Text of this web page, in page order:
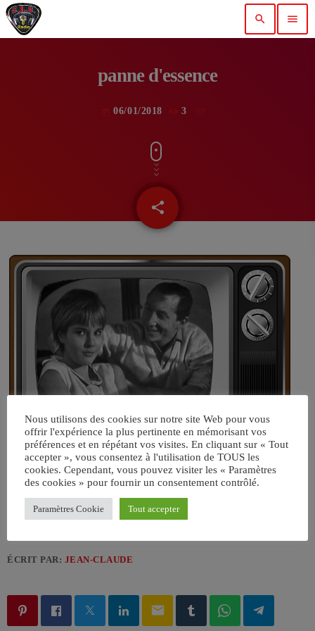
search menu
panne d'essence
06/01/2018 3
share
email
ÉCRIT PAR: JEAN-CLAUDE
email
Nous utilisons des cookies sur notre site Web pour vous
offrir l'expérience la plus pertinente en mémorisant vos
préférences et en répétant vos visites. En cliquant sur « Tout
accepter », vous consentez à l'utilisation de TOUS les
cookies. Cependant, vous pouvez visiter les « Paramètres
des cookies » pour fournir un consentement contrôlé.
Paramètres Cookie Tout accepter